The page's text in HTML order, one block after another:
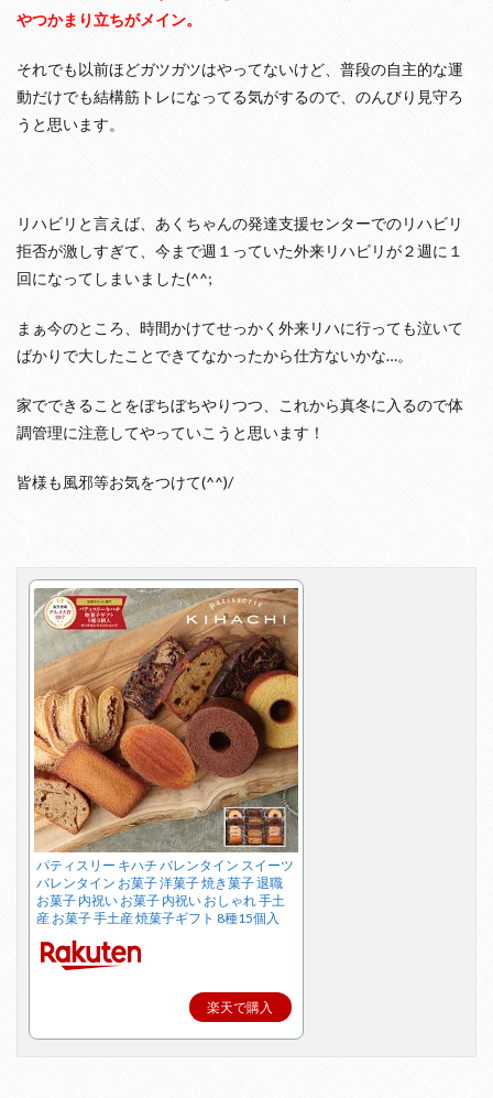
やつかまり立ちがメイン。
それでも以前ほどガツガツはやってないけど、普段の自主的な運
動だけでも結構筋トレになってる気がするので、のんびり見守ろ
うと思います。
リハビリと言えば、あくちゃんの発達支援センターでのリハビリ
拒否が激しすぎて、今まで週１っていた外来リハビリが２週に１
回になってしまいました(^^;
まぁ今のところ、時間かけてせっかく外来リハに行っても泣いて
ばかりで大したことできてなかったから仕方ないかな…。
家でできることをぼちぼちやりつつ、これから真冬に入るので体
調管理に注意してやっていこうと思います！
皆様も風邪等お気をつけて(^^)/
パティスリー キハチ バレンタイン スイーツ
バレンタイン お菓子 洋菓子 焼き菓子 退職
お菓子 内祝い お菓子 内祝い おしゃれ 手土
産 お菓子 手土産 焼菓子ギフト 8種15個入
楽天で購入